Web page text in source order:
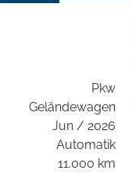
Pkw
Geländewagen
Jun / 2026
Automatik
11.000 km